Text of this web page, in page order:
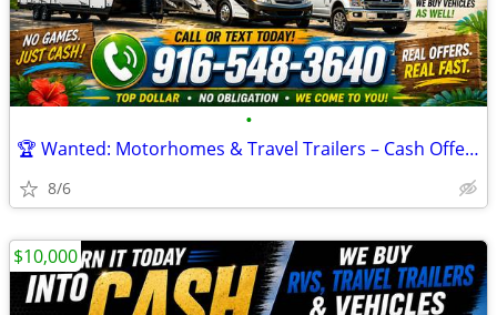
•
🏆 Wanted: Motorhomes & Travel Trailers – Cash Offers! 🏆
8/6
$10,000